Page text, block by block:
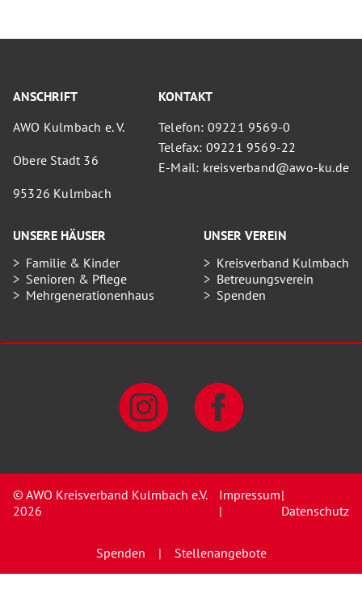
ANSCHRIFT
AWO Kulmbach e. V.
Obere Stadt 36
95326 Kulmbach
KONTAKT
Telefon: 09221 9569-0
Telefax: 09221 9569-22
E-Mail: kreisverband@awo-ku.de
UNSERE HÄUSER
Familie & Kinder
Senioren & Pflege
Mehrgenerationenhaus
UNSER VEREIN
Kreisverband Kulmbach
Betreuungsverein
Spenden
© AWO Kreisverband Kulmbach e.V.
2026
Impressum
|
|
Datenschutz
Spenden Stellenangebote